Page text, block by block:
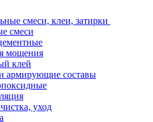
смеси, клеи, затирки
смеси
мощения
клей
армирующие составы
уход